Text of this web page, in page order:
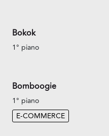
Bokok
1° piano
Bomboogie
1° piano
E-COMMERCE